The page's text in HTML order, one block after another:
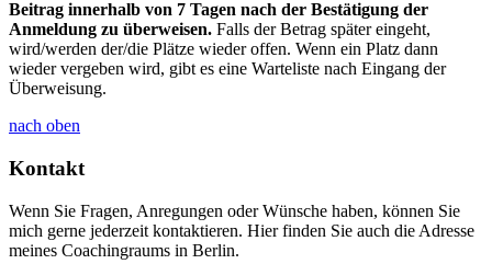
Beitrag innerhalb von 7 Tagen nach der Bestätigung der
Anmeldung zu überweisen. Falls der Betrag später eingeht,
wird/werden der/die Plätze wieder offen. Wenn ein Platz dann
wieder vergeben wird, gibt es eine Warteliste nach Eingang der
Überweisung.
nach oben
Kontakt
Wenn Sie Fragen, Anregungen oder Wünsche haben, können Sie
mich gerne jederzeit kontaktieren. Hier finden Sie auch die Adresse
meines Coachingraums in Berlin.